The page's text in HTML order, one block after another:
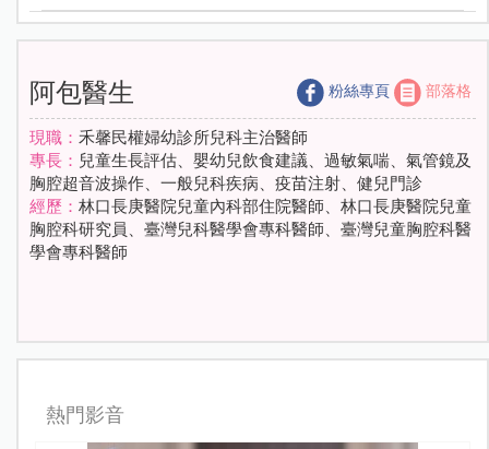
阿包醫生 粉絲專頁 部落格
現職： 禾馨民權婦幼診所兒科主治醫師
專長： 兒童生長評估、嬰幼兒飲食建議、過敏氣喘、氣管鏡及
胸腔超音波操作、一般兒科疾病、疫苗注射、健兒門診
經歷： 林口長庚醫院兒童內科部住院醫師、林口長庚醫院兒童
胸腔科研究員、臺灣兒科醫學會專科醫師、臺灣兒童胸腔科醫
學會專科醫師
熱門影音